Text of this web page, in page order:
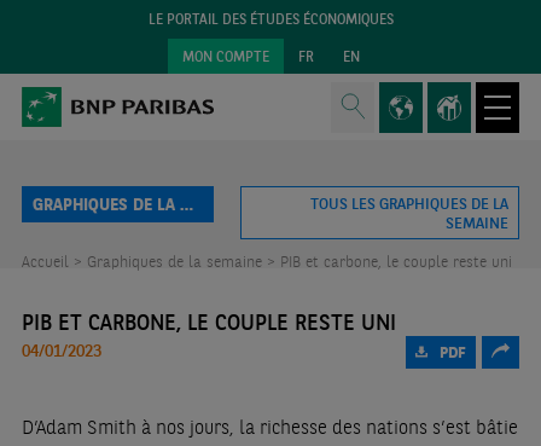
LE PORTAIL DES ÉTUDES ÉCONOMIQUES
MON COMPTE FR EN
GRAPHIQUES DE LA SEMAINE
TOUS LES GRAPHIQUES DE LA
SEMAINE
Accueil > Graphiques de la semaine > PIB et carbone, le couple reste uni
PIB ET CARBONE, LE COUPLE RESTE UNI
04/01/2023 PDF
D’Adam Smith à nos jours, la richesse des nations s’est bâtie